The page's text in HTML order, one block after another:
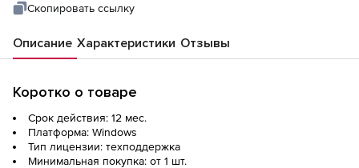
Скопировать ссылку
Описание Характеристики Отзывы
Коротко о товаре
Срок действия: 12 мес.
Платформа: Windows
Тип лицензии: техподдержка
Минимальная покупка: от 1 шт.